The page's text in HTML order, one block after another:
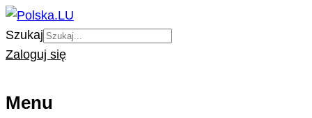
Szukaj
Zaloguj się
Menu